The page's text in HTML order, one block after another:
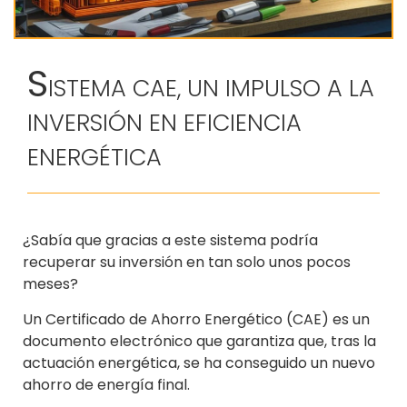
SISTEMA CAE, UN IMPULSO A LA
INVERSIÓN EN EFICIENCIA
ENERGÉTICA
¿Sabía que gracias a este sistema podría
recuperar su inversión en tan solo unos pocos
meses?
Un Certificado de Ahorro Energético (CAE) es un
documento electrónico que garantiza que, tras la
actuación energética, se ha conseguido un nuevo
ahorro de energía final.